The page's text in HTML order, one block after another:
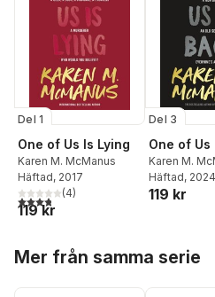
Del 1
One of Us Is Lying
Karen M. McManus
Häftad, 2017
3,8utav 5 stjärnor. Totalt antal röster:
(4)
119 kr
Del 3
One of Us
Karen M.
Häftad, 2024
119 kr
Mer från samma serie